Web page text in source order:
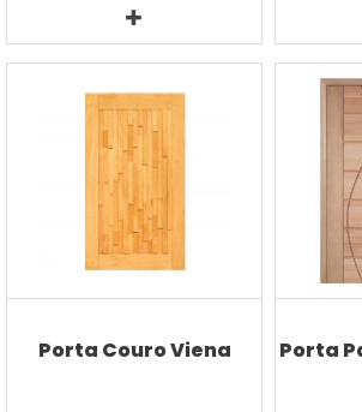
Porta Couro Viena Porta